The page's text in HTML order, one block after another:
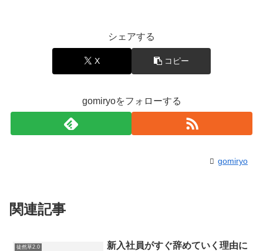
シェアする
X コピー
gomiryoをフォローする
gomiryo
関連記事
徒然草2.0
新入社員がすぐ辞めていく理由に